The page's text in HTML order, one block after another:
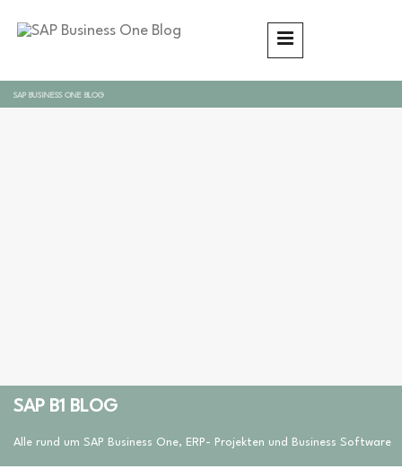
SAP BUSINESS ONE BLOG
SAP B1 BLOG
Alle rund um SAP Business One, ERP- Projekten und Business Software